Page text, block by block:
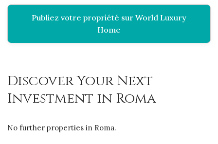
Publiez votre propriété sur World Luxury
Home
Discover Your Next
Investment in Roma
No further properties in Roma.